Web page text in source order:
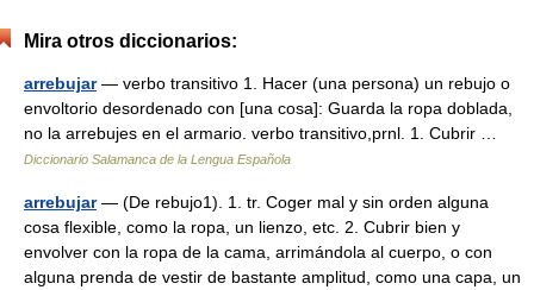
Mira otros diccionarios:
arrebujar— verbo transitivo 1. Hacer (una persona) un rebujo o
envoltorio desordenado con [una cosa]: Guarda la ropa doblada,
no la arrebujes en el armario. verbo transitivo,prnl. 1. Cubrir …
Diccionario Salamanca de la Lengua Española
arrebujar— (De rebujo1). 1. tr. Coger mal y sin orden alguna
cosa flexible, como la ropa, un lienzo, etc. 2. Cubrir bien y
envolver con la ropa de la cama, arrimándola al cuerpo, o con
alguna prenda de vestir de bastante amplitud, como una capa, un